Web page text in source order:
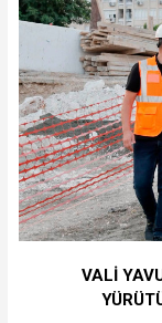
VALİ